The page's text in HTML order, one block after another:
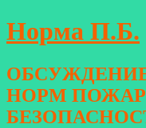
Перейти
к
Норма П.Б.
НОРМ